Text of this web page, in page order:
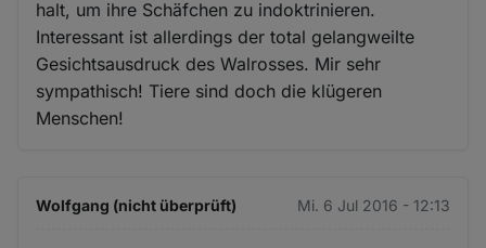
halt, um ihre Schäfchen zu indoktrinieren.
Interessant ist allerdings der total gelangweilte
Gesichtsausdruck des Walrosses. Mir sehr
sympathisch! Tiere sind doch die klügeren
Menschen!
Wolfgang (nicht überprüft) Mi. 6 Jul 2016 - 12:13